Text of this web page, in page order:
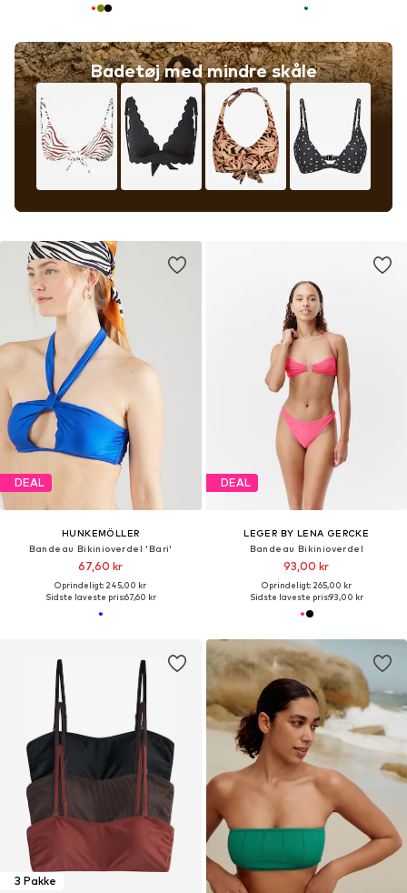
Badetøj med mindre skåle
DEAL
HUNKEMÖLLER
Bandeau Bikinioverdel 'Bari'
67,60 kr
Oprindeligt: 245,00 kr
Sidste laveste pris:67,60 kr
DEAL
LEGER BY LENA GERCKE
Bandeau Bikinioverdel
93,00 kr
Oprindeligt: 265,00 kr
Sidste laveste pris:93,00 kr
3 Pakke